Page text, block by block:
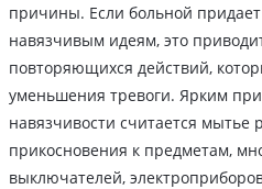
причины. Если больной
навязчивым идеям, это
повторяющихся действий,
уменьшения тревоги. Ярким
навязчивости считается мытье
прикосновения к предметам,
выключателей,